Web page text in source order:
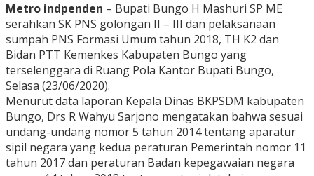
Metro indpenden – Bupati Bungo H Mashuri SP ME
serahkan SK PNS golongan II – III dan pelaksanaan
sumpah PNS Formasi Umum tahun 2018, TH K2 dan
Bidan PTT Kemenkes Kabupaten Bungo yang
terselenggara di Ruang Pola Kantor Bupati Bungo,
Selasa (23/06/2020).
Menurut data laporan Kepala Dinas BKPSDM kabupaten
Bungo, Drs R Wahyu Sarjono mengatakan bahwa sesuai
undang-undang nomor 5 tahun 2014 tentang aparatur
sipil negara yang kedua peraturan Pemerintah nomor 11
tahun 2017 dan peraturan Badan kepegawaian negara